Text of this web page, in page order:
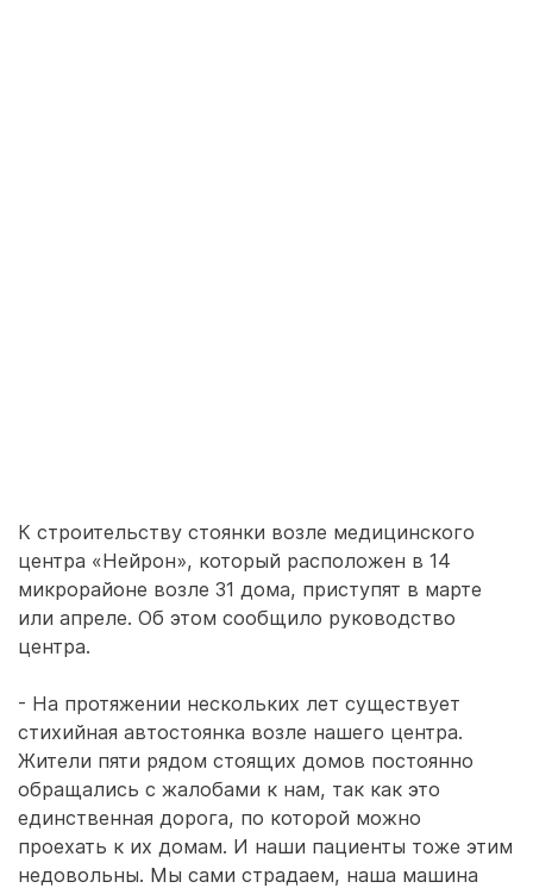
К строительству стоянки возле медицинского
центра «Нейрон», который расположен в 14
микрорайоне возле 31 дома, приступят в марте
или апреле. Об этом сообщило руководство
центра.
- На протяжении нескольких лет существует
стихийная автостоянка возле нашего центра.
Жители пяти рядом стоящих домов постоянно
обращались с жалобами к нам, так как это
единственная дорога, по которой можно
проехать к их домам. И наши пациенты тоже этим
недовольны. Мы сами страдаем, наша машина